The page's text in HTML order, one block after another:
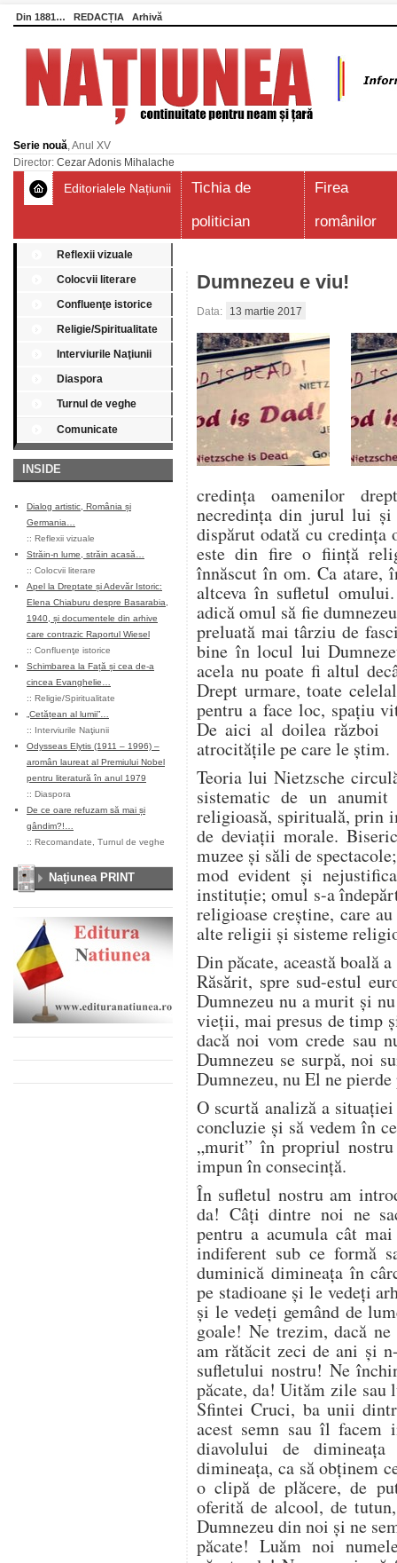
Din 1881… REDACȚIA Arhivă
Serie nouă, Anul XV
Director: Cezar Adonis Mihalache
Editorialele Națiunii
Tichia de
politician
Firea
românilor
Reflexii vizuale
Colocvii literare
Confluenţe istorice
Religie/Spiritualitate
Interviurile Naţiunii
Diaspora
Turnul de veghe
Comunicate
INSIDE
Dialog artistic, România și
Germania…
:: Reflexii vizuale
Străin-n lume, străin acasă…
:: Colocvii literare
Apel la Dreptate și Adevăr Istoric:
Elena Chiaburu despre Basarabia,
1940, și documentele din arhive
care contrazic Raportul Wiesel
:: Confluenţe istorice
Schimbarea la Față și cea de-a
cincea Evanghelie…
:: Religie/Spiritualitate
„Cetățean al lumii”…
:: Interviurile Naţiunii
Odysseas Elytis (1911 – 1996) –
aromân laureat al Premiului Nobel
pentru literatură în anul 1979
:: Diaspora
De ce oare refuzam să mai și
gândim?!…
:: Recomandate Turnul de veghe
Naţiunea PRINT
Dumnezeu e viu!
Data: 13 martie 2017
credința oamenilor
necredința din jurul lui și
dispărut odată cu
este din fire o ființă
înnăscut în om. Ca atare,
altceva în sufletul
adică omul să fie
preluată mai târziu de
bine în locul lui
acela nu poate fi altul
Drept urmare, toate
pentru a face loc, spațiu
De aici al doilea război
atrocitățile pe care le știm.
Teoria lui Nietzsche
sistematic de un anumit
religioasă, spirituală, prin
de deviații morale.
muzee și săli de
mod evident și
instituție; omul s-a
religioase creștine, care
alte religii și sisteme
Din păcate, această boală
Răsărit, spre sud-estul
Dumnezeu nu a murit și
vieții, mai presus de timp
dacă noi vom crede sau
Dumnezeu se surpă, noi
Dumnezeu, nu El ne
O scurtă analiză a
concluzie și să vedem în
„murit” în propriul
impun în consecință.
În sufletul nostru am
da! Câți dintre noi ne
pentru a acumula cât
indiferent sub ce formă
duminică dimineața în
pe stadioane și le vedeți
și le vedeți gemând de
goale! Ne trezim, dacă
am rătăcit zeci de ani și
sufletului nostru! Ne
păcate, da! Uităm zile sau
Sfintei Cruci, ba unii
acest semn sau îl facem
diavolului de
dimineața, ca să obținem
o clipă de plăcere, de
oferită de alcool, de
Dumnezeu din noi și ne
păcate! Luăm noi